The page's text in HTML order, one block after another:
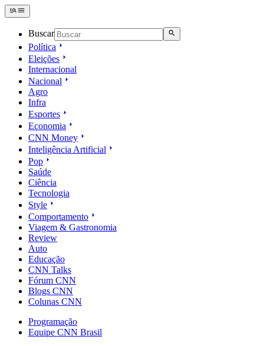
Buscar
Política
Eleições
Internacional
Nacional
Agro
Infra
Esportes
Economia
CNN Money
Inteligência Artificial
Pop
Saúde
Ciência
Tecnologia
Style
Comportamento
Viagem & Gastronomia
Review
Auto
Educação
CNN Talks
Fórum CNN
Blogs CNN
Colunas CNN
Programação
Equipe CNN Brasil